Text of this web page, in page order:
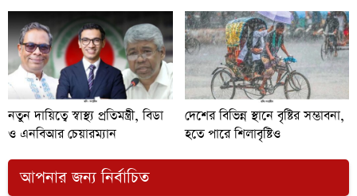
নতুন দায়িত্বে স্বাস্থ্য প্রতিমন্ত্রী, বিডা
ও এনবিআর চেয়ারম্যান
দেশের বিভিন্ন স্থানে বৃষ্টির সম্ভাবনা,
হতে পারে শিলাবৃষ্টিও
আপনার জন্য নির্বাচিত